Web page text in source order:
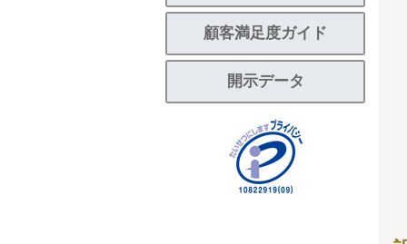
顧客満足度ガイド
開示データ